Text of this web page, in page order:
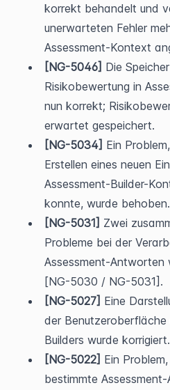
korrekt behandelt und
unerwarteten Fehler
Assessment-Kontext
[NG-5046] Die
Risikobewertung in
nun korrekt;
erwartet gespeichert.
[NG-5034] Ein
Erstellen eines neuen
Assessment-Builder-
konnte, wurde behoben.
[NG-5031] Zwei
Probleme bei der
Assessment-Antworten
[NG-5030 / NG-5031].
[NG-5027] Eine
der Benutzeroberfläche
Builders wurde korrigiert.
[NG-5022] Ein
bestimmte